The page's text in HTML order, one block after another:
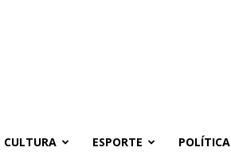
CULTURA ESPORTE POLÍTICA